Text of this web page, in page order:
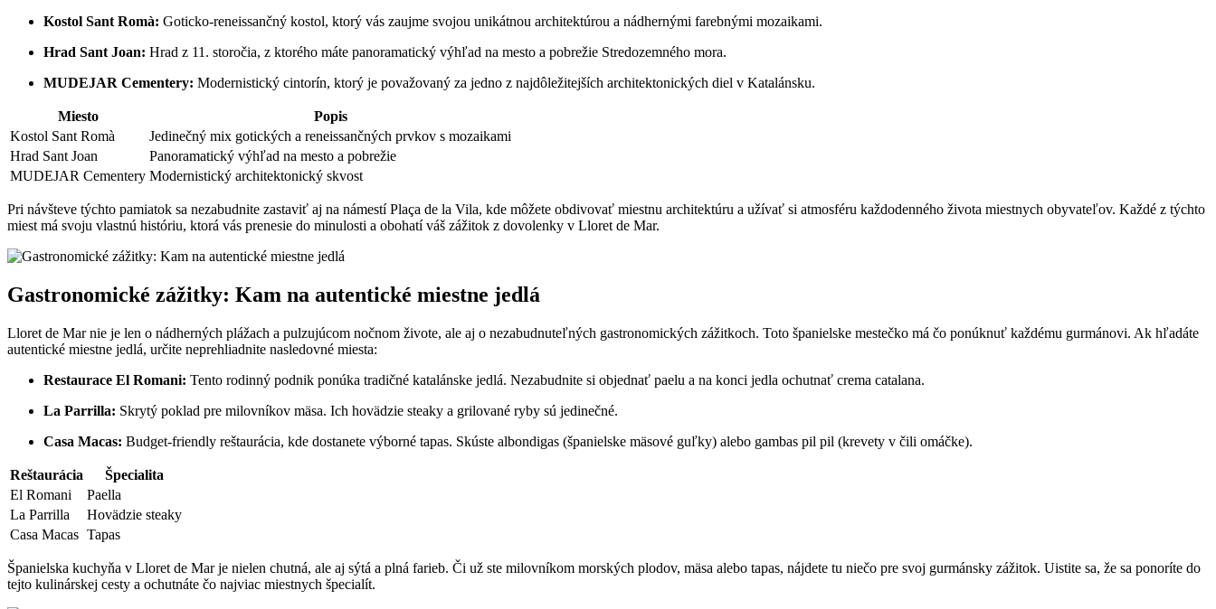
Kostol Sant Romà: Goticko-reneissančný kostol, ktorý vás zaujme svojou unikátnou architektúrou a nádhernými farebnými mozaikami.
Hrad Sant Joan: Hrad z 11. storočia, z ktorého máte panoramatický výhľad na mesto a pobrežie Stredozemného mora.
MUDEJAR Cementery: Modernistický cintorín, ktorý je považovaný za jedno z najdôležitejších architektonických diel v Katalánsku.
Miesto
Popis
Kostol Sant Romà
Jedinečný mix gotických a reneissančných prvkov s mozaikami
Hrad Sant Joan
Panoramatický výhľad na mesto a pobrežie
MUDEJAR Cementery Modernistický architektonický skvost
Pri návšteve týchto pamiatok sa nezabudnite zastaviť aj na námestí Plaça de la Vila, kde môžete obdivovať miestnu architektúru a užívať si atmosféru každodenného života miestnych obyvateľov. Každé z týchto
miest má svoju vlastnú históriu, ktorá vás prenesie do minulosti a obohatí váš zážitok z dovolenky v Lloret de Mar.
Gastronomické zážitky: Kam na autentické miestne jedlá
Lloret de Mar nie je len o nádherných plážach a pulzujúcom nočnom živote, ale aj o nezabudnuteľných gastronomických zážitkoch. Toto španielske mestečko má čo ponúknuť každému gurmánovi. Ak hľadáte
autentické miestne jedlá, určite neprehliadnite nasledovné miesta:
Restaurace El Romani: Tento rodinný podnik ponúka tradičné katalánske jedlá. Nezabudnite si objednať paelu a na konci jedla ochutnať crema catalana.
La Parrilla: Skrytý poklad pre milovníkov mäsa. Ich hovädzie steaky a grilované ryby sú jedinečné.
Casa Macas: Budget-friendly reštaurácia, kde dostanete výborné tapas. Skúste albondigas (španielske mäsové guľky) alebo gambas pil pil (krevety v čili omáčke).
Reštaurácia
Špecialita
El Romani
Paella
La Parrilla
Hovädzie steaky
Casa Macas Tapas
Španielska kuchyňa v Lloret de Mar je nielen chutná, ale aj sýtá a plná farieb. Či už ste milovníkom morských plodov, mäsa alebo tapas, nájdete tu niečo pre svoj gurmánsky zážitok. Uistite sa, že sa ponoríte do
tejto kulinárskej cesty a ochutnáte čo najviac miestnych špecialít.